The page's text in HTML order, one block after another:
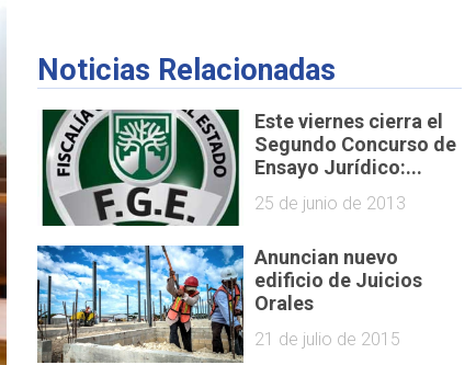
Noticias Relacionadas
Este viernes cierra el
Segundo Concurso de
Ensayo Jurídico:...
25 de junio de 2013
Anuncian nuevo
edificio de Juicios
Orales
21 de julio de 2015